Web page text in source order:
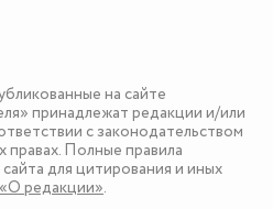
на сайте
принадлежат редакции и/или
с законодательством
Полные правила
для цитирования и иных
«О редакции».